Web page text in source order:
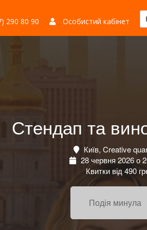
290 80 90 Особистий кабінет
Стендап та
Київ, Creative
28 червня 2026 о
Квитки від 490
Подія минула